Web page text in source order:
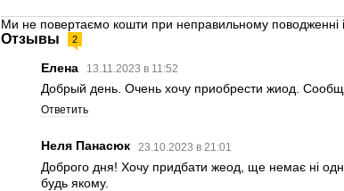
Ми не повертаємо кошти при неправильному поводженні
Отзывы 2
Елена 13.11.2023 в 11:52
Добрый день. Очень хочу приобрести жиод.
Ответить
Неля Панасюк 23.10.2023 в 21:01
Доброго дня! Хочу придбати жеод, ще немає ні
будь якому.